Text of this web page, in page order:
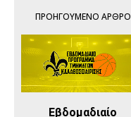
ΠΡΟΗΓΟΎΜΕΝΟ ΆΡΘΡΟ
Εβδομαδιαίο